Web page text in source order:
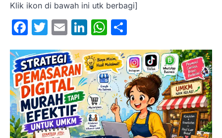
Klik ikon di bawah ini utk berbagi]
Facebook
Twitter
EmailLinkedIn
WhatsApp